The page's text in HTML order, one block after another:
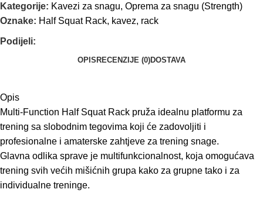
Kategorije: Kavezi za snagu, Oprema za snagu (Strength)
Oznake: Half Squat Rack, kavez, rack
Podijeli:
OPIS RECENZIJE (0)DOSTAVA
Opis
Multi-Function Half Squat Rack pruža idealnu platformu za
trening sa slobodnim tegovima koji će zadovoljiti i
profesionalne i amaterske zahtjeve za trening snage.
Glavna odlika sprave je multifunkcionalnost, koja omogućava
trening svih većih mišićnih grupa kako za grupne tako i za
individualne treninge.